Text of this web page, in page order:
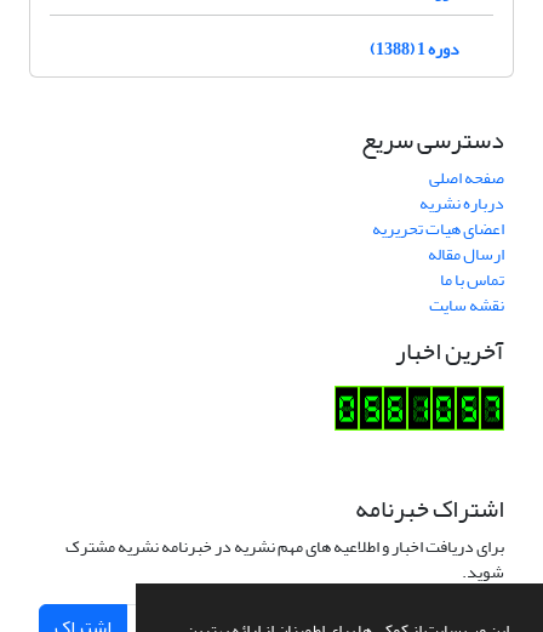
دوره 1 (1388)
دسترسی سریع
صفحه اصلی
درباره نشریه
اعضای هیات تحریریه
ارسال مقاله
تماس با ما
نقشه سایت
آخرین اخبار
اشتراک خبرنامه
برای دریافت اخبار و اطلاعیه های مهم نشریه در خبرنامه نشریه مشترک
شوید.